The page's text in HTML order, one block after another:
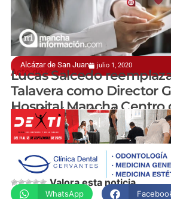
Alcázar de San Juan julio 1, 2020
Acto de reemplazo desarrollado este
Lucas Salcedo
Talavera como Director
Hospital Mancha Centro
Javier Fernández-Caballero
Valora esta noticia
WhatsApp